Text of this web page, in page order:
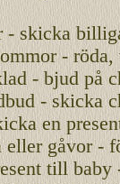
- skicka
-
- bjud på
- skicka
en
gåvor -
till